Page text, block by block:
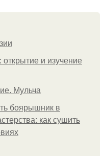
и изучение
Мульча
боярышник в
как сушить